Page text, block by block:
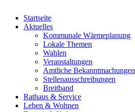
Startseite
Aktuelles
Kommunale Wärmeplanung
Lokale Themen
Wahlen
Veranstaltungen
Amtliche Bekanntmachungen
Stellenausschreibungen
Breitband
Rathaus & Service
Leben & Wohnen